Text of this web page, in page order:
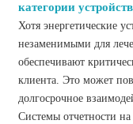
категории
Хотя энергетические
незаменимыми для
обеспечивают
клиента. Это может
долгосрочное
Системы отчетности на